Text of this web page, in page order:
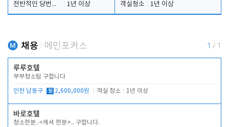
전반적인 당번업무
1년 이상
객실청소
1년 이상
채용 메인포커스 1 / 1
루루호텔
부부청소팀 구합니다
인천 남동구 월 2,600,000원 객실 청소 1년 이상
바로호텔
청소한분..<캐셔 한분>.. 구합니다.